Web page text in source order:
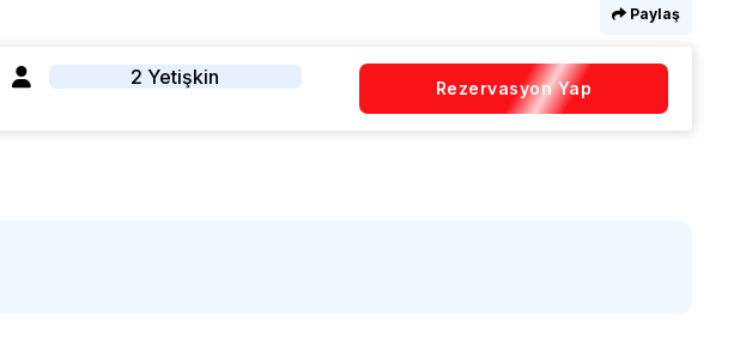
Paylaş
2 Yetişkin Rezervasyon Yap